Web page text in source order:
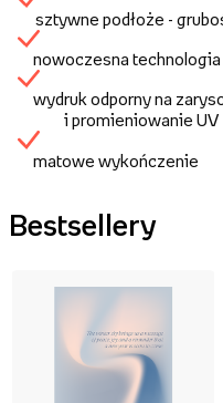
sztywne podłoże -
nowoczesna technologia
wydruk odporny na
i promieniowanie UV
matowe wykończenie
Bestsellery